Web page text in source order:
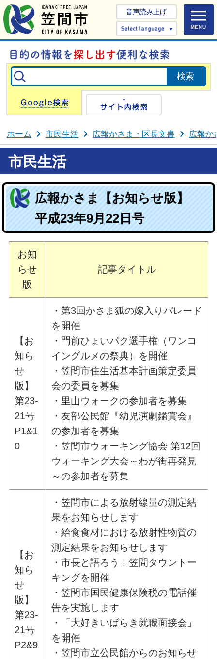
音声読み上げ
Select
Google検索
ホーム 市民生活 広報かさま・区長文書 広報か
市民生活
広報かさま【お知らせ版】
平成23年9月22日号
お知
らせ
版
記事タイトル
【お
知ら
せ
版】
第23-
21号
P1&1
0
・第3回かさま狐の嫁入りパレード
を開催
・門前ひょいパク選手権（ワンコ
イングルメの祭典）を開催
・笠間市住生活基本計画策定委員
会の委員を募集
・里山ウォークの参加者を募集
・友部公民館『幼児演劇鑑賞会』
の参加者を募集
・笠間市ウォーキング協会 第12回
ウォーキング大会～わが街再発見
～の参加者を募集
【お
知ら
せ
版】
第23-
21号
P2&9
・笠間市による放射線量の測定結
果をお知らせします
・給食食材における放射性物質の
測定結果をお知らせします
・市長と語ろう！笠間タウントー
キングを開催
・笠間市国民健康保険税の電話催
告を実施します
・「大好きいばらき就職面接会」
を開催
・笠間市立公民館からのお知らせ